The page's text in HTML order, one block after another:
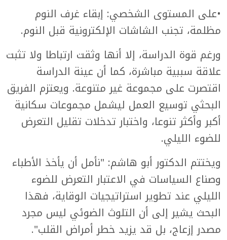
•على المستوى الشخصي: إبقاء غرف النوم
مظلمة، تجنب الشاشات الإلكترونية قبل النوم.
ورغم قوة الدراسة، إلا أنها وثقت ارتباطا ولا تثبت
علاقة سببية مباشرة، كما أن عينة الدراسة
اقتصرت على مجموعة غير متنوعة. ويعتزم الفريق
البحثي توسيع العمل ليشمل مجموعات سكانية
أكبر وأكثر تنوعا، واختبار تدخلات تقليل التعرض
للضوء الليلي.
ويختتم الدكتور أبو هاشم: "نأمل أن يأخذ الأطباء
وصناع السياسات في الاعتبار التعرض للضوء
الليلي عند تطوير استراتيجيات الوقاية، فهذا
البحث يشير إلى أن التلوث الضوئي ليس مجرد
مصدر إزعاج، بل قد يزيد خطر أمراض القلب".